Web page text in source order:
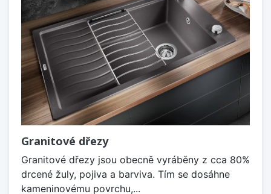
Granitové dřezy
Granitové dřezy jsou obecně vyráběny z cca 80%
drcené žuly, pojiva a barviva. Tím se dosáhne
kameninovému povrchu,...